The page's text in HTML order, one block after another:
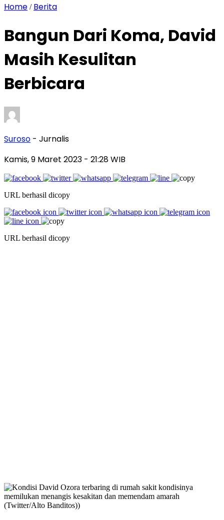
Home / Berita
Bangun Dari Koma, David
Masih Kesulitan
Berbicara
Suroso - Jurnalis
Kamis, 9 Maret 2023 - 21:28 WIB
URL berhasil dicopy
URL berhasil dicopy